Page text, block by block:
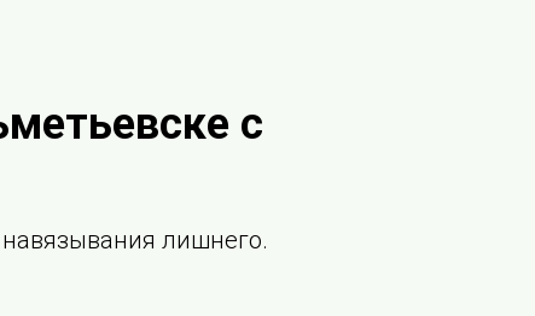
с
навязывания лишнего.